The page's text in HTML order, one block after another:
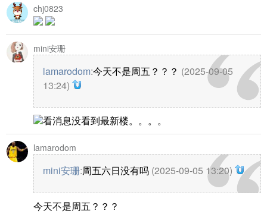
chj0823
mini安珊
lamarodom:今天不是周五？？？ (2025-09-05
13:24)
看消息没看到最新楼。。。。
lamarodom
mini安珊:周五六日没有吗 (2025-09-05 13:20)
今天不是周五？？？